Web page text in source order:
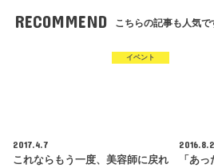
RECOMMEND こちらの記事も人気で
イベント
2017.4.7
これならもう一度、美容師に戻れ
「あ